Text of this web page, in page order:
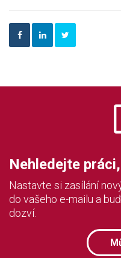
Nehledejte
Nastavte si zasílání
do vašeho e-mailu a
dozví.